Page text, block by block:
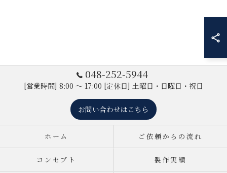
048-252-5944
[営業時間] 8:00 ～ 17:00 [定休日] 土曜日・日曜日・祝日
お問い合わせはこちら
ホーム ご依頼からの流れ
コンセプト 製作実績